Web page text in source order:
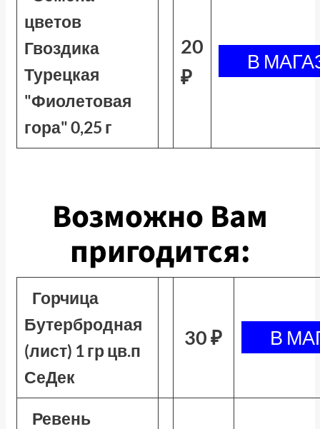
цветов
Гвоздика
Турецкая
"Фиолетовая
гора" 0,25 г
20
₽
Возможно Вам
пригодится:
Горчица
Бутербродная
(лист) 1 гр цв.п
СеДек
30 ₽
Ревень